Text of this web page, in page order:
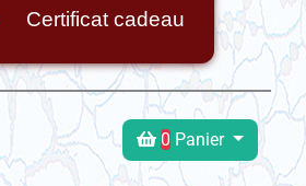
Certificat cadeau
0 Panier